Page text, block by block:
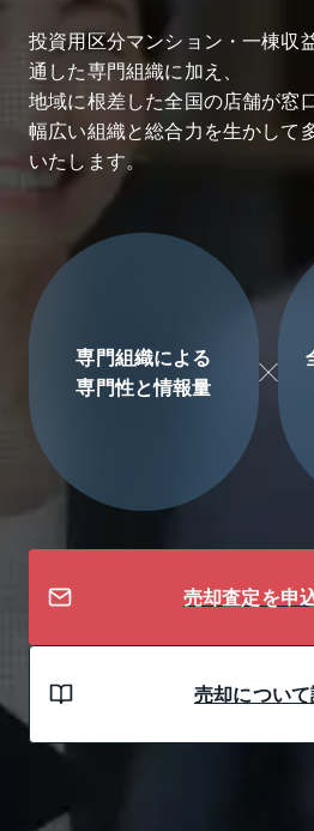
投資用区分マンション・一棟収
通した専門組織に加え、
地域に根差した全国の店舗が窓
幅広い組織と総合力を生かして
いたします。
専門組織による
専門性と情報量
売却査定を申
売却につい